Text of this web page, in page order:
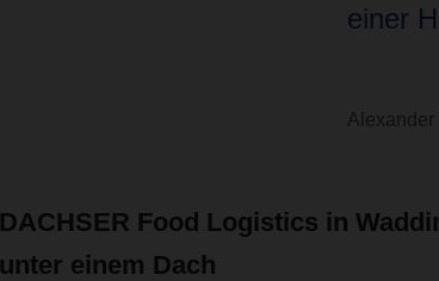
einer
Alexander
DACHSER Food Logistics in
unter einem Dach